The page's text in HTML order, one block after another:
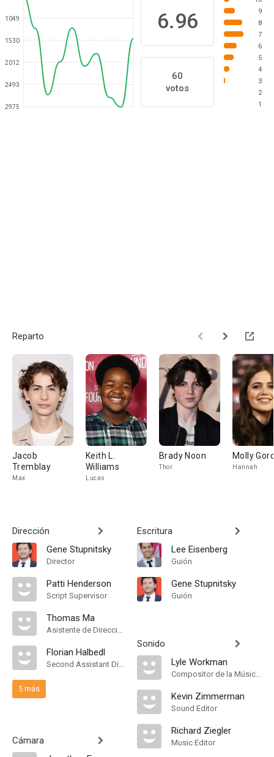
1049
1530
2012
2493
2975
6.96
60
votos
9
8
7
6
5
4
3
2
1
Reparto
Jacob
Tremblay
Max
Keith L.
Williams
Lucas
Brady Noon
Thor
Molly
Hannah
Dirección
Gene Stupnitsky
Director
Patti Henderson
Script Supervisor
Thomas Ma
Asistente de Dirección
Florian Halbedl
Second Assistant Director
5 más
Cámara
Escritura
Lee Eisenberg
Guión
Gene Stupnitsky
Guión
Sonido
Lyle Workman
Compositor de la Música Original
Kevin Zimmerman
Sound Editor
Richard Ziegler
Music Editor